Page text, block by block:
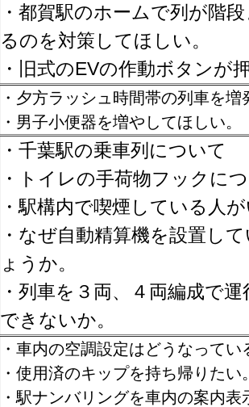
・都賀駅のホームで列が階
るのを対策してほしい。
・旧式のEVの作動ボタンが
・夕方ラッシュ時間帯の列車を
・男子小便器を増やしてほしい。
・千葉駅の乗車列について
・トイレの手荷物フックに
・駅構内で喫煙している人
・なぜ自動精算機を設置し
ょうか。
・列車を３両、４両編成で
できないか。
・車内の空調設定はどうなってい
・使用済のキップを持ち帰りたい
・駅ナンバリングを車内の案内